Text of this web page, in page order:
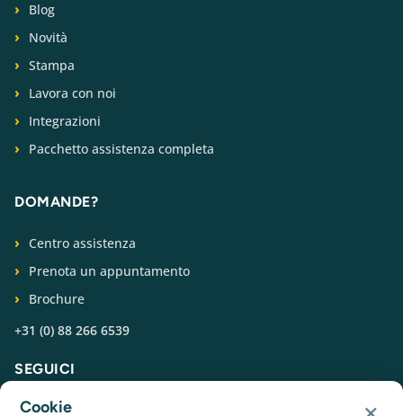
Blog
Novità
Stampa
Lavora con noi
Integrazioni
Pacchetto assistenza completa
DOMANDE?
Centro assistenza
Prenota un appuntamento
Brochure
+31 (0) 88 266 6539
SEGUICI
Cookie